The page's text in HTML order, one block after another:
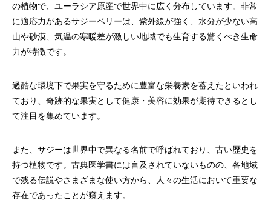
の植物で、ユーラシア原産で世界中に広く分布しています。非常
に適応力があるサジーベリーは、紫外線が強く、水分が少ない高
山や砂漠、気温の寒暖差が激しい地域でも生育する驚くべき生命
力が特徴です。
過酷な環境下で果実を守るために豊富な栄養素を蓄えたといわれ
ており、奇跡的な果実として健康・美容に効果が期待できるとし
て注目を集めています。
また、サジーは世界中で異なる名前で呼ばれており、古い歴史を
持つ植物です。古典医学書には言及されていないものの、各地域
で残る伝説やさまざまな使い方から、人々の生活において重要な
存在であったことが窺えます。